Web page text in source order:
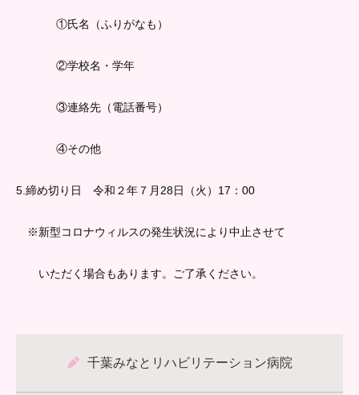
①氏名（ふりがなも）
②学校名・学年
③連絡先（電話番号）
④その他
5.締め切り日 令和２年７月28日（火）17：00
※新型コロナウィルスの発生状況により中止させて
いただく場合もあります。 ご了承ください。
千葉みなとリハビリテーション病院